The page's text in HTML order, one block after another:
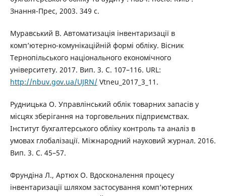
Знання-Прес, 2003. 349 с.
Муравський В. Автоматизація інвентаризації в
комп’ютерно-комунікаційній формі обліку. Вісник
Тернопільського національного економічного
університету. 2017. Вип. 3. С. 107–116. URL:
http://nbuv.gov.ua/UJRN/Vtneu_2017_3_11.
Рудницька О. Управлінський облік товарних запасів у
місцях зберігання на торговельних підприємствах.
Інститут бухгалтерського обліку контроль та аналіз в
умовах глобалізації. Міжнародний науковий журнал. 2016.
Вип. 3. С. 45–57.
Фрундіна Л., Артюх О. Вдосконалення процесу
інвентаризації шляхом застосування комп’ютерних